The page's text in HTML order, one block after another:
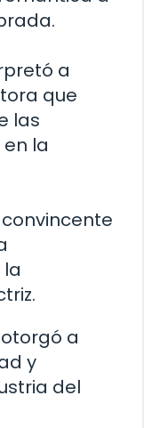
a
que
las
la
a
y
del